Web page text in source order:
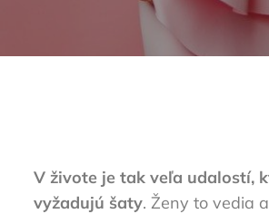
V živote je tak veľa udalostí,
vyžadujú šaty. Ženy to vedia